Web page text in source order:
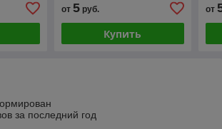
от 5руб.
Купить
от
за последний год